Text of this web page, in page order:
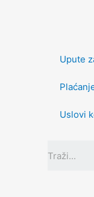
Upute
Uslovi